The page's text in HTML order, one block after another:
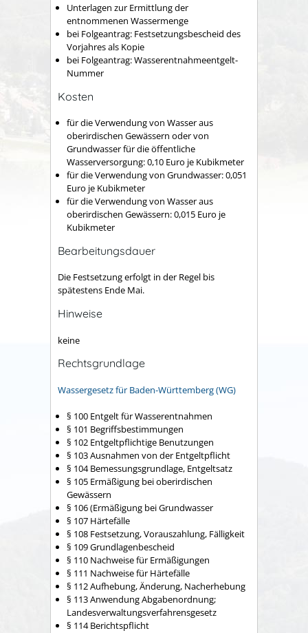
Unterlagen zur Ermittlung der
entnommenen Wassermenge
bei Folgeantrag: Festsetzungsbescheid des
Vorjahres als Kopie
bei Folgeantrag: Wasserentnahmeentgelt-
Nummer
Kosten
für die Verwendung von Wasser aus
oberirdischen Gewässern oder von
Grundwasser für die öffentliche
Wasserversorgung: 0,10 Euro je Kubikmeter
für die Verwendung von Grundwasser: 0,051
Euro je Kubikmeter
für die Verwendung von Wasser aus
oberirdischen Gewässern: 0,015 Euro je
Kubikmeter
Bearbeitungsdauer
Die Festsetzung erfolgt in der Regel bis
spätestens Ende Mai.
Hinweise
keine
Rechtsgrundlage
Wassergesetz für Baden-Württemberg (WG)
§ 100 Entgelt für Wasserentnahmen
§ 101 Begriffsbestimmungen
§ 102 Entgeltpflichtige Benutzungen
§ 103 Ausnahmen von der Entgeltpflicht
§ 104 Bemessungsgrundlage, Entgeltsatz
§ 105 Ermäßigung bei oberirdischen
Gewässern
§ 106 (Ermäßigung bei Grundwasser
§ 107 Härtefälle
§ 108 Festsetzung, Vorauszahlung, Fälligkeit
§ 109 Grundlagenbescheid
§ 110 Nachweise für Ermäßigungen
§ 111 Nachweise für Härtefälle
§ 112 Aufhebung, Änderung, Nacherhebung
§ 113 Anwendung Abgabenordnung;
Landesverwaltungsverfahrensgesetz
§ 114 Berichtspflicht